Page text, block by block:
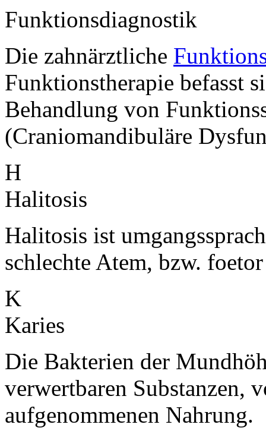
Funktionsdiagnostik
Die zahnärztliche
Funktionstherapie befasst
Behandlung von
(Craniomandibuläre
H
Halitosis
Halitosis ist
schlechte Atem, bzw.
K
Karies
Die Bakterien der
verwertbaren Substanzen,
aufgenommenen Nahrung.